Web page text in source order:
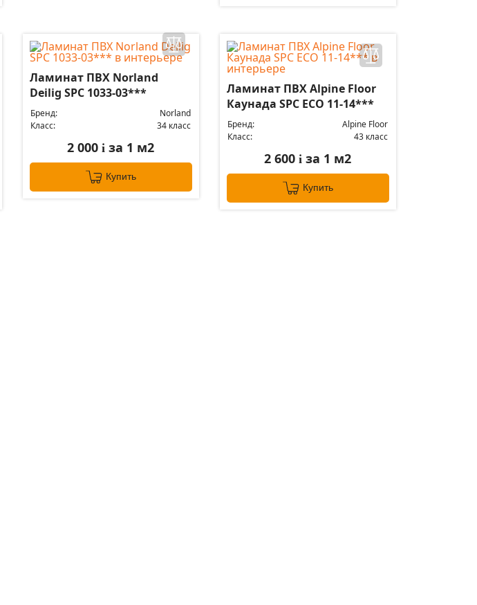
Ламинат ПВХ Norland
Deilig SPC 1033-03***
Бренд:
Norland
Класс:
34 класс
2 000i за 1 м2
Купить
Ламинат ПВХ Alpine Floor
Каунада SPC ЕСО 11-14***
Бренд:
Alpine Floor
Класс:
43 класс
2 600i за 1 м2
Купить